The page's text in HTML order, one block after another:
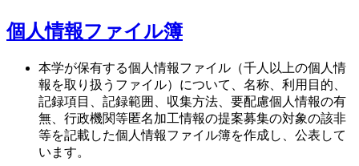
個人情報ファイル簿
本学が保有する個人情報ファイル（千人以上の個人情
報を取り扱うファイル）について、名称、利用目的、
記録項目、記録範囲、収集方法、要配慮個人情報の有
無、行政機関等匿名加工情報の提案募集の対象の該非
等を記載した個人情報ファイル簿を作成し、公表して